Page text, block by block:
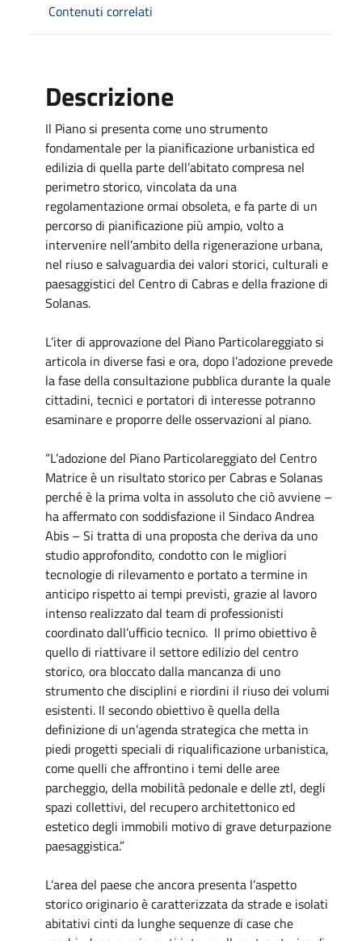
Contenuti correlati
Descrizione
Il Piano si presenta come uno strumento
fondamentale per la pianificazione urbanistica ed
edilizia di quella parte dell’abitato compresa nel
perimetro storico, vincolata da una
regolamentazione ormai obsoleta, e fa parte di un
percorso di pianificazione più ampio, volto a
intervenire nell’ambito della rigenerazione urbana,
nel riuso e salvaguardia dei valori storici, culturali e
paesaggistici del Centro di Cabras e della frazione di
Solanas.
L’iter di approvazione del Piano Particolareggiato si
articola in diverse fasi e ora, dopo l’adozione prevede
la fase della consultazione pubblica durante la quale
cittadini, tecnici e portatori di interesse potranno
esaminare e proporre delle osservazioni al piano.
“L’adozione del Piano Particolareggiato del Centro
Matrice è un risultato storico per Cabras e Solanas
perché è la prima volta in assoluto che ciò avviene –
ha affermato con soddisfazione il Sindaco Andrea
Abis – Si tratta di una proposta che deriva da uno
studio approfondito, condotto con le migliori
tecnologie di rilevamento e portato a termine in
anticipo rispetto ai tempi previsti, grazie al lavoro
intenso realizzato dal team di professionisti
coordinato dall’ufficio tecnico. Il primo obiettivo è
quello di riattivare il settore edilizio del centro
storico, ora bloccato dalla mancanza di uno
strumento che disciplini e riordini il riuso dei volumi
esistenti. Il secondo obiettivo è quella della
definizione di un’agenda strategica che metta in
piedi progetti speciali di riqualificazione urbanistica,
come quelli che affrontino i temi delle aree
parcheggio, della mobilità pedonale e delle ztl, degli
spazi collettivi, del recupero architettonico ed
estetico degli immobili motivo di grave deturpazione
paesaggistica.”
L’area del paese che ancora presenta l’aspetto
storico originario è caratterizzata da strade e isolati
abitativi cinti da lunghe sequenze di case che